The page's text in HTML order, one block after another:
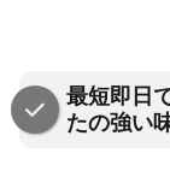
最短即日
たの強い